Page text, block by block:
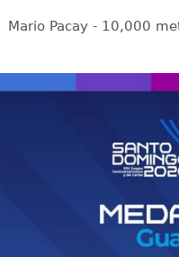
Mario Pacay - 10,000